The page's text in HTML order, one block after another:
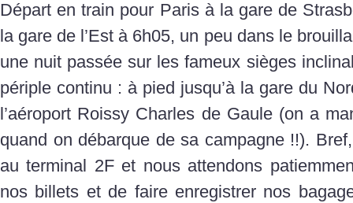
Départ en train pour Paris à la gare de
la gare de l’Est à 6h05, un peu dans le
une nuit passée sur les fameux sièges
périple continu : à pied jusqu’à la gare du
l’aéroport Roissy Charles de Gaule (on a
quand on débarque de sa campagne !!).
au terminal 2F et nous attendons
nos billets et de faire enregistrer nos